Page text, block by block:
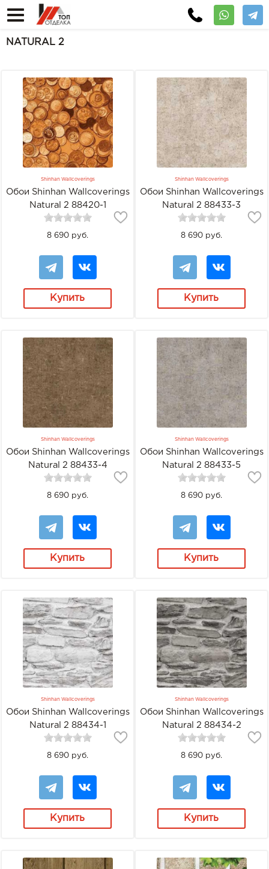
NATURAL 2
Shinhan Wallcoverings
Обои Shinhan Wallcoverings
Natural 2 88420-1
8 690 руб.
Купить
Shinhan Wallcoverings
Обои Shinhan Wallcoverings
Natural 2 88433-3
8 690 руб.
Купить
Shinhan Wallcoverings
Обои Shinhan Wallcoverings
Natural 2 88433-4
8 690 руб.
Купить
Shinhan Wallcoverings
Обои Shinhan Wallcoverings
Natural 2 88433-5
8 690 руб.
Купить
Shinhan Wallcoverings
Обои Shinhan Wallcoverings
Natural 2 88434-1
8 690 руб.
Купить
Shinhan Wallcoverings
Обои Shinhan Wallcoverings
Natural 2 88434-2
8 690 руб.
Купить